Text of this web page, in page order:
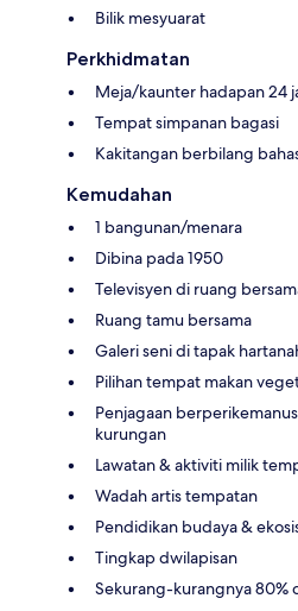
Bilik mesyuarat
Perkhidmatan
Meja/kaunter hadapan 24
Tempat simpanan bagasi
Kakitangan berbilang
Kemudahan
1 bangunan/menara
Dibina pada 1950
Televisyen di ruang
Ruang tamu bersama
Galeri seni di tapak
Pilihan tempat makan
Penjagaan
kurungan
Lawatan & aktiviti milik
Wadah artis tempatan
Pendidikan budaya &
Tingkap dwilapisan
Sekurang-kurangnya 80%